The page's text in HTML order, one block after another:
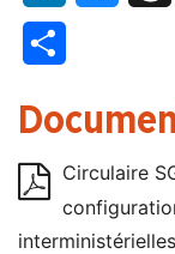
Circulaire